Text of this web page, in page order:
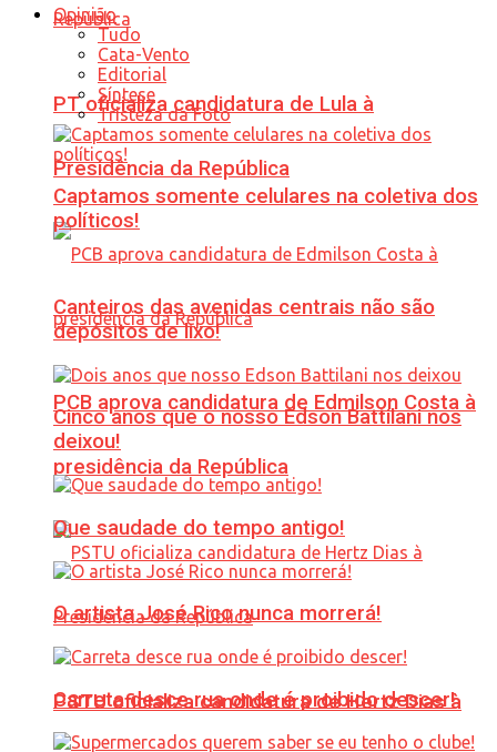
PT oficializa candidatura de Lula à
Presidência da República
PCB aprova candidatura de Edmilson Costa à
presidência da República
PSTU oficializa candidatura de Hertz Dias à
Opinião
Tudo
Cata-Vento
Editorial
Síntese
Tristeza da Foto
Captamos somente celulares na coletiva dos
políticos!
Canteiros das avenidas centrais não são
depósitos de lixo!
Cinco anos que o nosso Edson Battilani nos
deixou!
Que saudade do tempo antigo!
O artista José Rico nunca morrerá!
Carreta desce rua onde é proibido descer!